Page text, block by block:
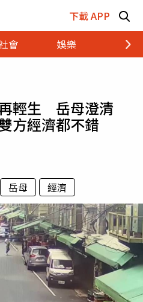
下載 APP
會 娛樂 財經
輕生 岳母澄清
方經濟都不錯
岳母 經濟